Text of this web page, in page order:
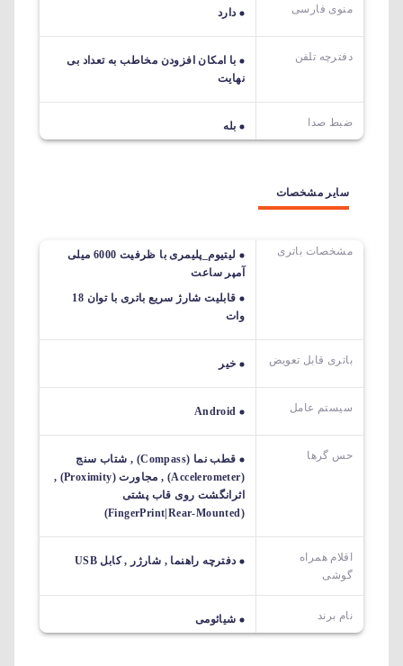
منوی فارسی دارد
دفترچه تلفن
با امکان افزودن مخاطب به تعداد بی
نهایت
ضبط صدا بله
سایر مشخصات
مشخصات باتری
لیتیوم_پلیمری با ظرفیت 6000 میلی
آمپر ساعت
قابلیت شارژ سریع باتری با توان 18
وات
باتری قابل تعویض خیر
سیستم عامل Android
حس گرها
قطب نما (Compass) , شتاب سنج
(Accelerometer) , مجاورت (Proximity) ,
اثرانگشت روی قاب پشتی
(FingerPrint|Rear-Mounted)
اقلام همراه
گوشی
دفترچه راهنما , شارژر , کابل USB
نام برند شیائومی